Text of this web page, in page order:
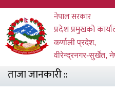
Skip
main
content
नेपाल सरकार
प्रदेश प्रमुखको
कर्णाली प्रदेश,
वीरेन्द्रनगर-सुर्खेत,
ताजा जानकारी ::